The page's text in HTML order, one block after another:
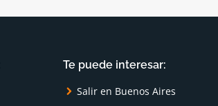
Te puede interesar:
Salir en Buenos Aires